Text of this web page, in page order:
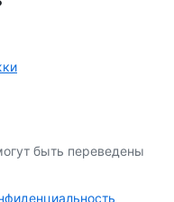
быть переведены